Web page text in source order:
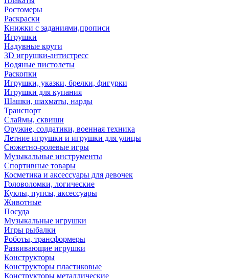
Ростомеры
Раскраски
Книжки с заданиями,прописи
Игрушки
Надувные круги
3D игрушки-антистресс
Водяные пистолеты
Раскопки
Игрушки, указки, брелки, фигурки
Игрушки для купания
Шашки, шахматы, нарды
Транспорт
Слаймы, сквиши
Оружие, солдатики, военная техника
Летние игрушки и игрушки для улицы
Сюжетно-ролевые игры
Музыкальные инструменты
Спортивные товары
Косметика и аксессуары для девочек
Головоломки, логические
Куклы, пупсы, аксессуары
Животные
Посуда
Музыкальные игрушки
Игры рыбалки
Роботы, трансформеры
Развивающие игрушки
Конструкторы
Конструкторы пластиковые
Конструкторы металлические